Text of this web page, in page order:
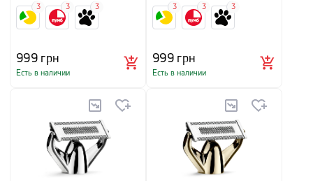
999грн
Есть в наличии
3 3 3
999грн
Есть в наличии
3 3 3